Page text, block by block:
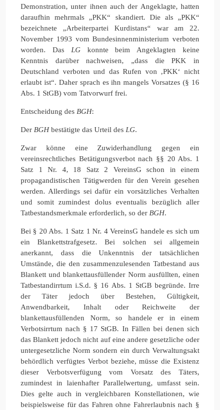
Demonstration, unter ihnen auch der Angeklagte, hatten
daraufhin mehrmals „PKK“ skandiert. Die als „PKK“
bezeichnete „Arbeiterpartei Kurdistans“ war am 22.
November 1993 vom Bundesinnenministerium verboten
worden. Das LGkonnte beim Angeklagten keine
Kenntnis darüber nachweisen, „dass die PKK in
Deutschland verboten und das Rufen von ‚PKK‘ nicht
erlaubt ist“. Daher sprach es ihn mangels Vorsatzes (§ 16
Abs. 1 StGB) vom Tatvorwurf frei.
Entscheidung des BGH:
Der BGHbestätigte das Urteil des LG.
Zwar könne eine Zuwiderhandlung gegen ein
vereinsrechtliches Betätigungsverbot nach §§ 20 Abs. 1
Satz 1 Nr. 4, 18 Satz 2 VereinsG schon in einem
propagandistischen Tätigwerden für den Verein gesehen
werden. Allerdings sei dafür ein vorsätzliches Verhalten
und somit zumindest dolus eventualis bezüglich aller
Tatbestandsmerkmale erforderlich, so der BGH.
Bei § 20 Abs. 1 Satz 1 Nr. 4 VereinsG handele es sich um
ein Blankettstrafgesetz. Bei solchen sei allgemein
anerkannt, dass die Unkenntnis der tatsächlichen
Umstände, die den zusammenzulesenden Tatbestand aus
Blankett und blankettausfüllender Norm ausfüllten, einen
Tatbestandirrtum i.S.d. § 16 Abs. 1 StGB begründe. Irre
der Täter jedoch über Bestehen, Gültigkeit,
Anwendbarkeit, Inhalt oder Reichweite der
blankettausfüllenden Norm, so handele er in einem
Verbotsirrtum nach § 17 StGB. In Fällen bei denen sich
das Blankett jedoch nicht auf eine andere gesetzliche oder
untergesetzliche Norm sondern ein durch Verwaltungsakt
behördlich verfügtes Verbot beziehe, müsse die Existenz
dieser Verbotsverfügung vom Vorsatz des Täters,
zumindest in laienhafter Parallelwertung, umfasst sein.
Dies gelte auch in vergleichbaren Konstellationen, wie
beispielsweise für das Fahren ohne Fahrerlaubnis nach §